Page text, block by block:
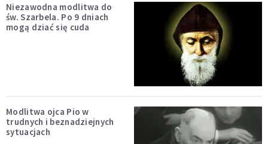
Niezawodna modlitwa do
św. Szarbela. Po 9 dniach
mogą dziać się cuda
Modlitwa ojca Pio w
trudnych i beznadziejnych
sytuacjach